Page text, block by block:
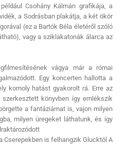
Csohány Kálmán grafikája, a
a Sodrásban plakátja, a két ökör
(ez a Bartók Béla életéről szóló
vagy a sziklakatonák álarca az
vágya már a római
Egy koncerten hallotta a
komoly hatást gyakorolt rá. Erre az
könyvben így emlékszik
a fantáziámat is, vajon milyen
milyen üregeket láthatunk, és így
Cserepekben is felhangzik Glucktól A